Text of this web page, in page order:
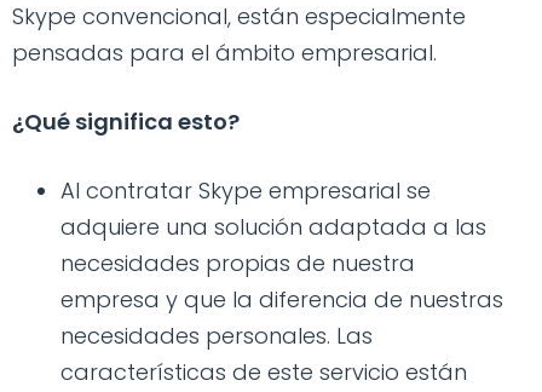
Skype convencional, están especialmente
pensadas para el ámbito empresarial.
¿Qué significa esto?
Al contratar Skype empresarial se
adquiere una solución adaptada a las
necesidades propias de nuestra
empresa y que la diferencia de nuestras
necesidades personales. Las
características de este servicio están